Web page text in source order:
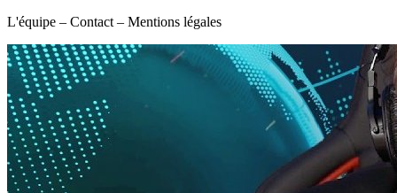
L'équipe – Contact – Mentions légales